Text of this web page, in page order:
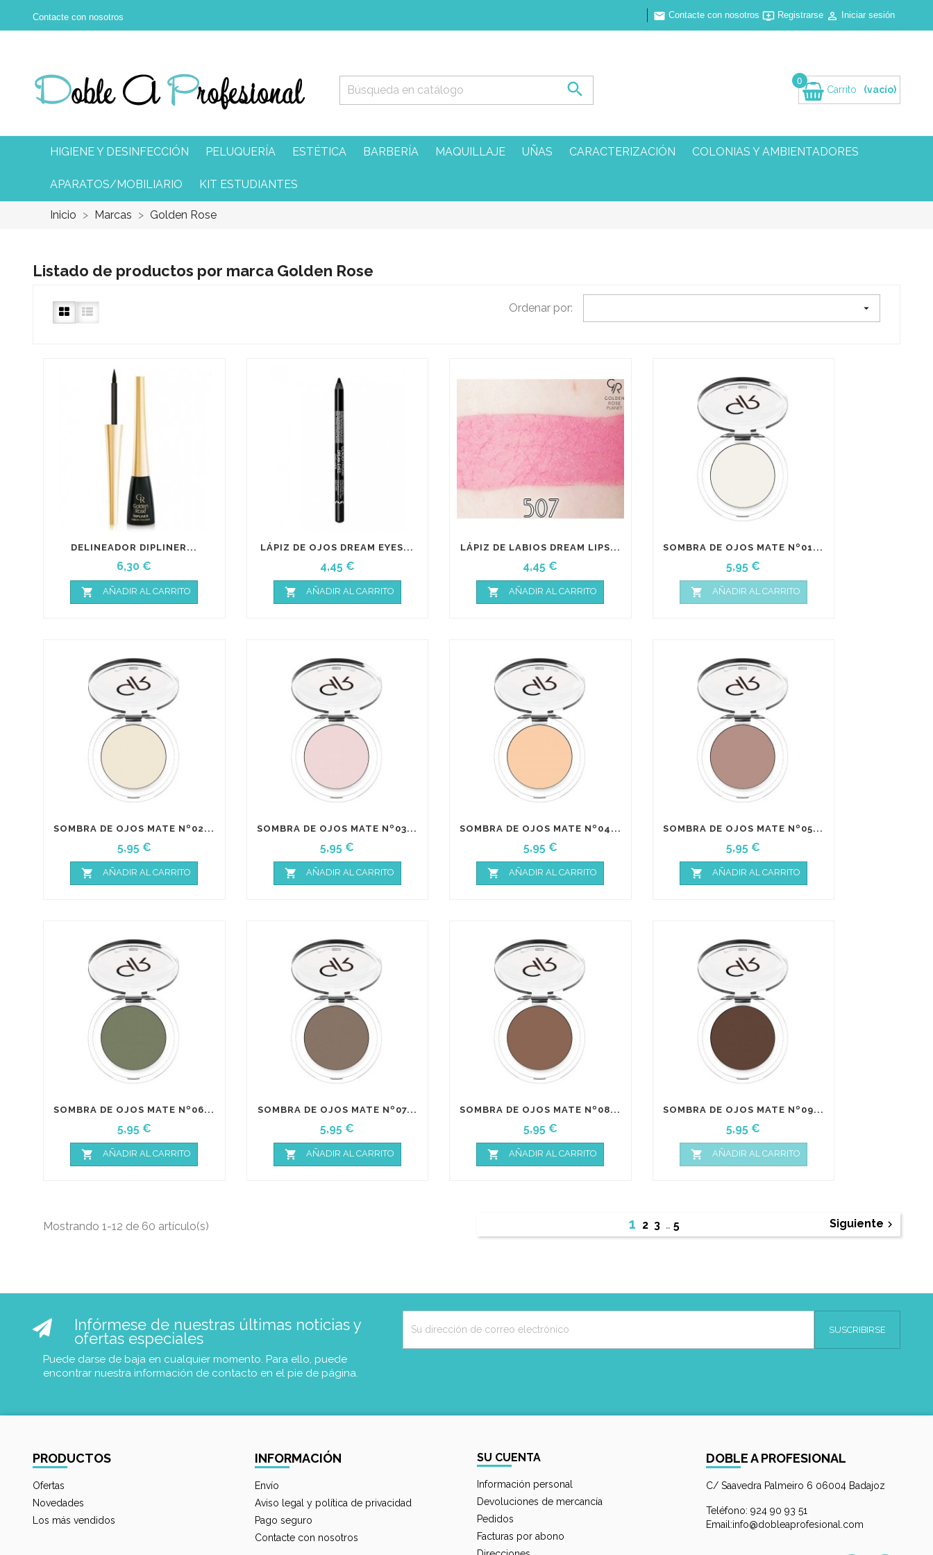
Contacte con nosotros  Contacte con nosotros Registrarse  Iniciar sesión
 Carrito
0
(vacío)
HIGIENE Y DESINFECCIÓN PELUQUERÍA ESTÉTICA BARBERÍA MAQUILLAJE UÑAS CARACTERIZACIÓN COLONIAS Y AMBIENTADORES
APARATOS/MOBILIARIO KIT ESTUDIANTES
Inicio Marcas Golden Rose
Listado de productos por marca Golden Rose
Ordenar por: 
DELINEADOR DIPLINER...
Precio
6,30 €
 AÑADIR AL CARRITO
LÁPIZ DE OJOS DREAM EYES...
Precio
4,45 €
 AÑADIR AL CARRITO
LÁPIZ DE LABIOS DREAM LIPS...
Precio
4,45 €
 AÑADIR AL CARRITO
SOMBRA DE OJOS MATE Nº01...
Precio
5,95 €
 AÑADIR AL CARRITO
SOMBRA DE OJOS MATE Nº02...
Precio
5,95 €
 AÑADIR AL CARRITO
SOMBRA DE OJOS MATE Nº03...
Precio
5,95 €
 AÑADIR AL CARRITO
SOMBRA DE OJOS MATE Nº04...
Precio
5,95 €
 AÑADIR AL CARRITO
SOMBRA DE OJOS MATE Nº05...
Precio
5,95 €
 AÑADIR AL CARRITO
SOMBRA DE OJOS MATE Nº06...
Precio
5,95 €
 AÑADIR AL CARRITO
SOMBRA DE OJOS MATE Nº07...
Precio
5,95 €
 AÑADIR AL CARRITO
SOMBRA DE OJOS MATE Nº08...
Precio
5,95 €
 AÑADIR AL CARRITO
SOMBRA DE OJOS MATE Nº09...
Precio
5,95 €
 AÑADIR AL CARRITO
Mostrando 1-12 de 60 artículo(s) 1 2 3 … 5 Siguiente 
Infórmese de nuestras últimas noticias y
ofertas especiales
Puede darse de baja en cualquier momento. Para ello, puede
encontrar nuestra información de contacto en el pie de página.
PRODUCTOS
Ofertas
Novedades
Los más vendidos
INFORMACIÓN
Envío
Aviso legal y política de privacidad
Pago seguro
Contacte con nosotros
SU CUENTA
Información personal
Devoluciones de mercancía
Pedidos
Facturas por abono
DOBLE A PROFESIONAL
C/ Saavedra Palmeiro 6 06004 Badajoz
Teléfono: 924 90 93 51
Email:info@dobleaprofesional.com